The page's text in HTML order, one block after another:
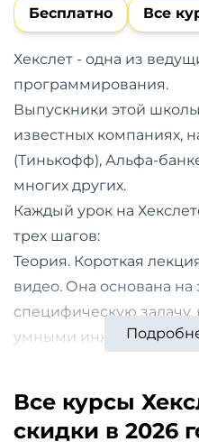
Бесплатно Все
Хекслет - одна из
программирования.
Выпускники этой
известных компаниях,
(Тинькофф), Альфа-
многих других.
Каждый урок на
трех шагов:
Теория. Короткая
видео. Она основана на
специфическую
умными инженерами и
Тест. Проверка вашего
теста нацелены на
Все курсы
скидки в 2026
Психология
Прочее
Тесты
на